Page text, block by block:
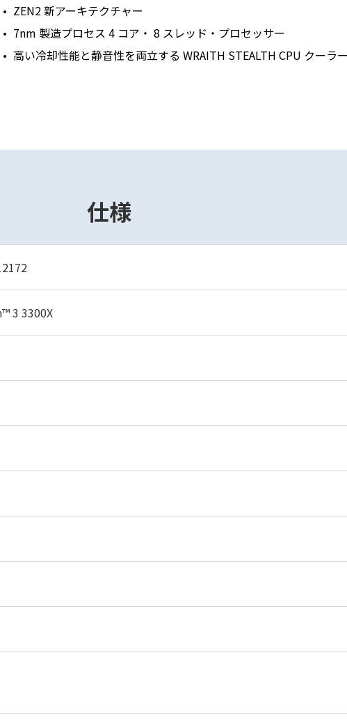
ZEN2 新アーキテクチャー
7nm 製造プロセス 4 コア・ 8 スレッド・プロセッサー
高い冷却性能と静音性を両立する WRAITH STEALTH CPU クーラ
仕様
3 3300X